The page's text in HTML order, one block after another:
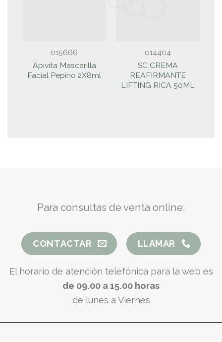
015666
Apivita Mascarilla
Facial Pepino 2X8ml
014404
SC CREMA
REAFIRMANTE
LIFTING RICA 50ML
Para consultas de venta online:
CONTACTAR LLAMAR
El horario de atención telefónica para la web es
de 09.00 a 15.00 horas
de lunes a Viernes